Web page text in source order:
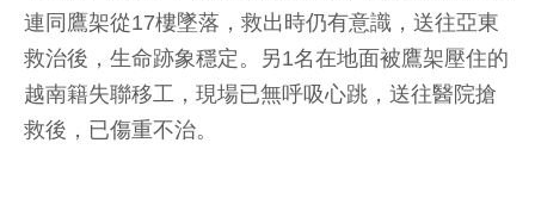
連同鷹架從17樓墜落，救出時仍有意識，送往亞東
救治後，生命跡象穩定。另1名在地面被鷹架壓住的
越南籍失聯移工，現場已無呼吸心跳，送往醫院搶
救後，已傷重不治。